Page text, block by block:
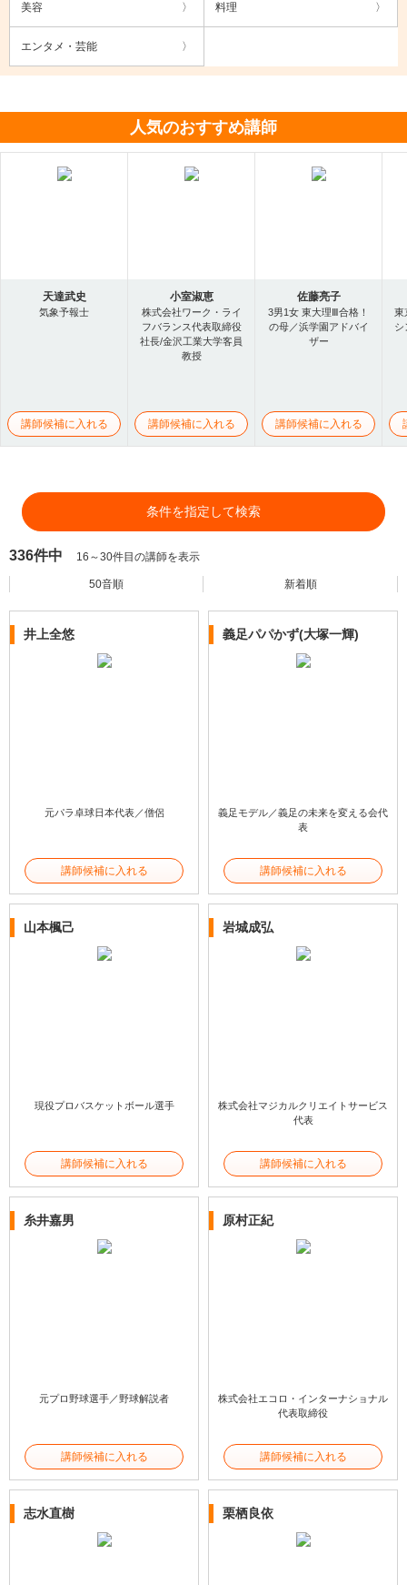
美容 料理
エンタメ・芸能
人気のおすすめ講師
天達武史
気象予報士
講師候補に入れる
小室淑恵
株式会社ワーク・ライ
フバランス代表取締役
社長/金沢工業大学客員
教授
講師候補に入れる
佐藤亮子
3男1女 東大理Ⅲ合格！
の母／浜学園アドバイ
ザー
講師候補に入れる
東
シ
条件を指定して検索
336件中 16～30件目の講師を表示
50音順 新着順
井上全悠
元パラ卓球日本代表／僧侶
講師候補に入れる
義足パパかず(大塚一輝)
義足モデル／義足の未来を変える会代
表
講師候補に入れる
山本楓己
現役プロバスケットボール選手
講師候補に入れる
岩城成弘
株式会社マジカルクリエイトサービス
代表
講師候補に入れる
糸井嘉男
元プロ野球選手／野球解説者
講師候補に入れる
原村正紀
株式会社エコロ・インターナショナル
代表取締役
講師候補に入れる
志水直樹 栗栖良依